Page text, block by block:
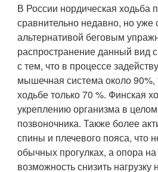
В России нордическая ходьба
сравнительно недавно, но
альтернативой беговым
распространение данный вид
с тем, что в процессе
мышечная система около 90%,
ходьбе только 70 %. Финская
укреплению организма в
позвоночника. Также более
спины и плечевого пояса, что
обычных прогулках, а опора на
возможность снизить